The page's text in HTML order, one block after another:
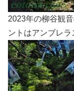
2023年の柳谷観
ントはアンブレラ